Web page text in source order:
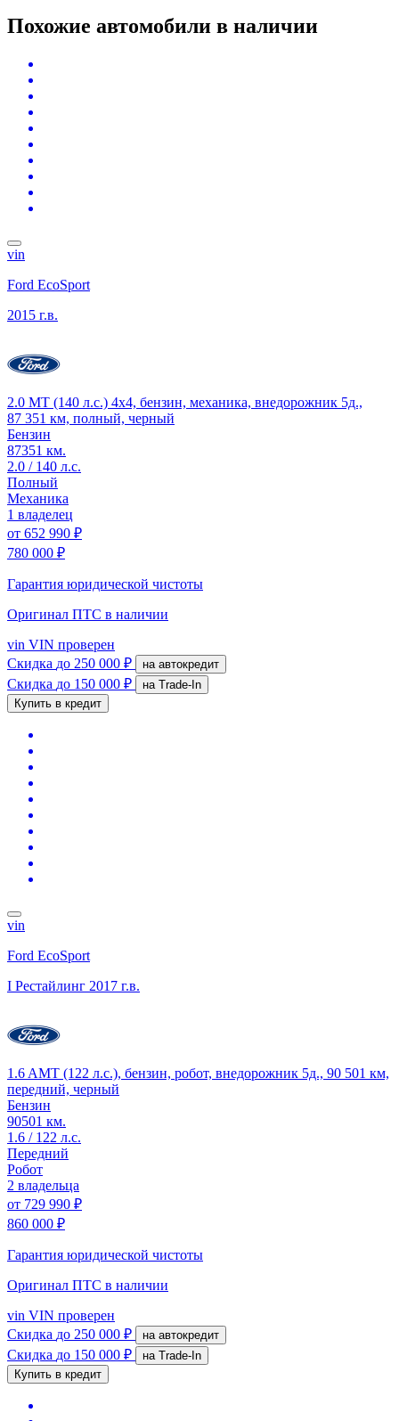
Похожие автомобили в наличии
vin
Ford EcoSport
2015 г.в.
2.0 MT (140 л.с.) 4x4, бензин, механика, внедорожник 5д.,
87 351 км, полный, черный
Бензин
87351 км.
2.0 / 140 л.с.
Полный
Механика
1 владелец
от 652 990 ₽
780 000 ₽
Гарантия юридической чистоты
Оригинал ПТС в наличии
vin VIN проверен
Скидка до 250 000 ₽ на автокредит
Скидка до 150 000 ₽
на Trade-In
Купить в кредит
vin
Ford EcoSport
I Рестайлинг 2017 г.в.
1.6 AMT (122 л.с.), бензин, робот, внедорожник 5д., 90 501 км,
передний, черный
Бензин
90501 км.
1.6 / 122 л.с.
Передний
Робот
2 владельца
от 729 990 ₽
860 000 ₽
Гарантия юридической чистоты
Оригинал ПТС в наличии
vin VIN проверен
Скидка до 250 000 ₽ на автокредит
Скидка до 150 000 ₽
на Trade-In
Купить в кредит